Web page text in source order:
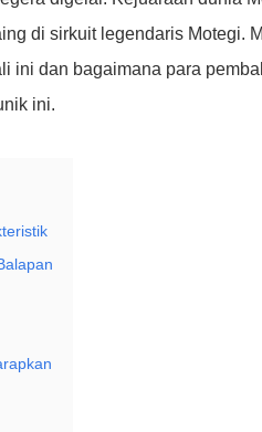
di sirkuit legendaris Motegi.
ini dan bagaimana para
ini.